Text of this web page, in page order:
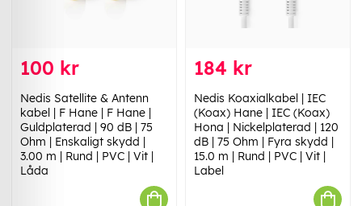
100 kr
Nedis Satellite & Antenn
kabel | F Hane | F Hane |
Guldplaterad | 90 dB | 75
Ohm | Enskaligt skydd |
3.00 m | Rund | PVC | Vit |
Låda
184 kr
Nedis Koaxialkabel | IEC
(Koax) Hane | IEC (Koax)
Hona | Nickelplaterad | 120
dB | 75 Ohm | Fyra skydd |
15.0 m | Rund | PVC | Vit |
Label